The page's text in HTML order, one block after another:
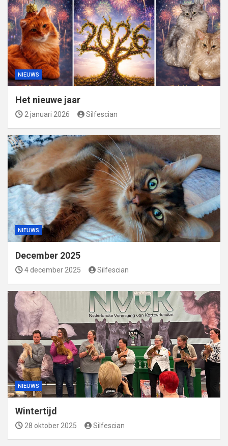
NIEUWS
Het nieuwe jaar
2 januari 2026 Silfescian
NIEUWS
December 2025
4 december 2025 Silfescian
NIEUWS
Wintertijd
28 oktober 2025 Silfescian